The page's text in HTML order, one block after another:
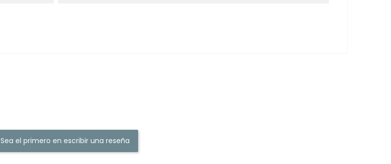
Sea el primero en escribir una reseña